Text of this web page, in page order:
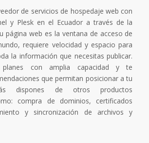
de servicios de hospedaje web con
y Plesk en el Ecuador a través de la
página web es la ventana de acceso de
requiere velocidad y espacio para
la información que necesitas publicar.
planes con amplia capacidad y te
que permitan posicionar a tu
dispones de otros productos
compra de dominios, certificados
y sincronización de archivos y